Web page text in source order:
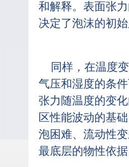
和解释。表面张
决定了泡沫的初
同样，在温度
气压和湿度的条
张力随温度的变
区性能波动的基
泡困难、流动性
最底层的物性依